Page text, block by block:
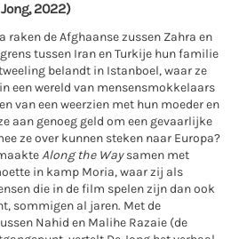
2022)
raken de Afghaanse zussen Zahra en
tussen Iran en Turkije hun familie
belandt in Istanboel, waar ze
een wereld van mensensmokkelaars
van een weerzien met hun moeder en
aan genoeg geld om een gevaarlijke
ze over kunnen steken naar Europa?
Along the Waysamen met
in kamp Moria, waar zij als
die in de film spelen zijn dan ook
sommigen al jaren. Met de
Nahid en Malihe Razaie (de